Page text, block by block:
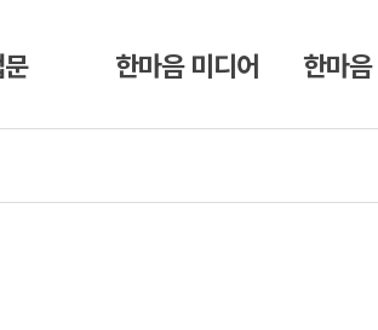
한마음 미디어 한마